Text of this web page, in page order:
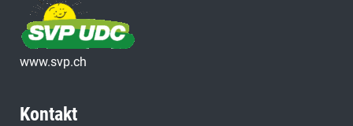
www.svp.ch
Kontakt